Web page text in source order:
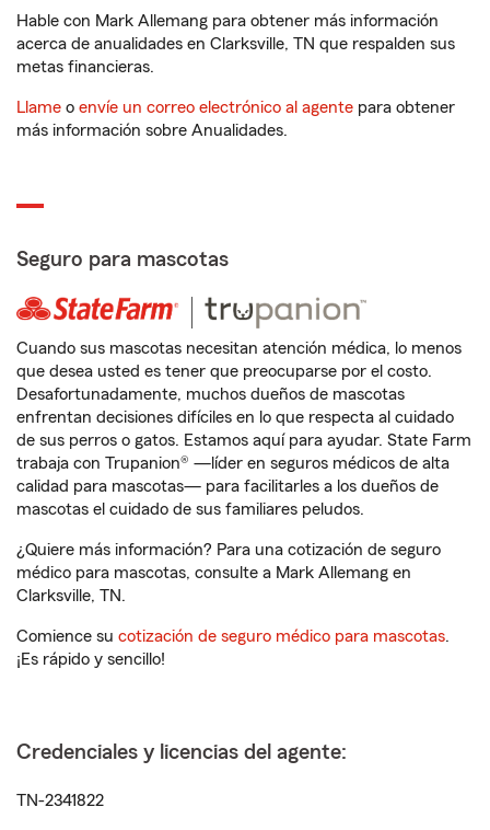
Hable con Mark Allemang para obtener más información
acerca de anualidades en Clarksville, TN que respalden sus
metas financieras.
Llame o envíe un correo electrónico al agente para obtener
más información sobre Anualidades.
Seguro para mascotas
Cuando sus mascotas necesitan atención médica, lo menos
que desea usted es tener que preocuparse por el costo.
Desafortunadamente, muchos dueños de mascotas
enfrentan decisiones difíciles en lo que respecta al cuidado
de sus perros o gatos. Estamos aquí para ayudar. State Farm
trabaja con Trupanion® —líder en seguros médicos de alta
calidad para mascotas— para facilitarles a los dueños de
mascotas el cuidado de sus familiares peludos.
¿Quiere más información? Para una cotización de seguro
médico para mascotas, consulte a Mark Allemang en
Clarksville, TN.
Comience su cotización de seguro médico para mascotas.
¡Es rápido y sencillo!
Credenciales y licencias del agente:
TN-2341822